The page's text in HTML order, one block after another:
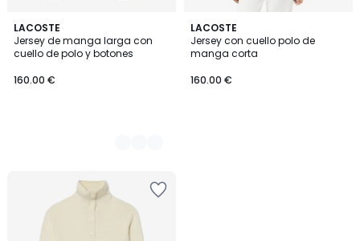
LACOSTE
Jersey de manga larga con
cuello de polo y botones
160.00 €
2
Colores
LACOSTE
Jersey con cuello polo de
manga corta
160.00 €